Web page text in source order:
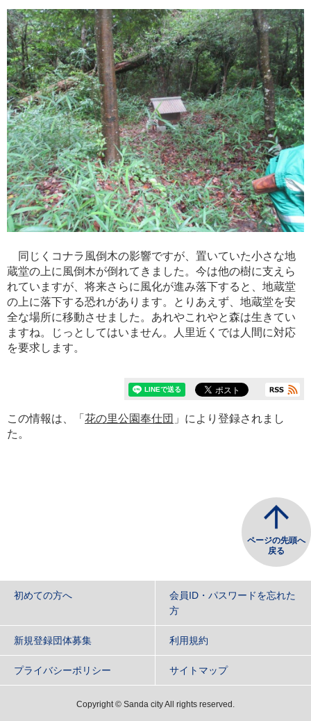
同じくコナラ風倒木の影響ですが、 置いていた小さな地
蔵堂の上に 風倒木が倒れてきました。今は他の樹に支えら
れていますが、将来さらに風化が進み落下すると、地蔵堂
の上に落下する恐れがあります。とりあえず、地蔵堂を安
全な場所に移動させました。あれやこれやと森は生きてい
ますね。じっとしてはいません。人里近くでは人間に対応
を要求します。
この情報は、「 花の里公園奉仕団 」により登録されまし
た。
ページの先頭へ
戻る
初めての方へ
会員ID・パスワードを忘れた
方
新規登録団体募集 利用規約
プライバシーポリシー サイトマップ
Copyright © Sanda city All rights reserved.